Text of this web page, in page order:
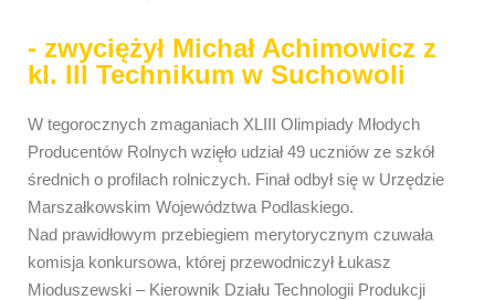
- zwyciężył Michał Achimowicz z
kl. III Technikum w Suchowoli
W tegorocznych zmaganiach XLIII Olimpiady Młodych
Producentów Rolnych wzięło udział 49 uczniów ze szkół
średnich o profilach rolniczych. Finał odbył się w Urzędzie
Marszałkowskim Województwa Podlaskiego.
Nad prawidłowym przebiegiem merytorycznym czuwała
komisja konkursowa, której przewodniczył Łukasz
Mioduszewski – Kierownik Działu Technologii Produkcji